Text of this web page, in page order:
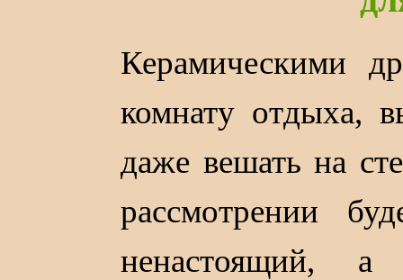
Керамическими
комнату отдыха,
даже вешать на
рассмотрении
ненастоящий, а